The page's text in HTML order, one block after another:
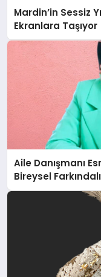
Mardin’in Sessiz
Ekranlara Taşıyor
Aile Danışmanı
Bireysel
Anlatıyor